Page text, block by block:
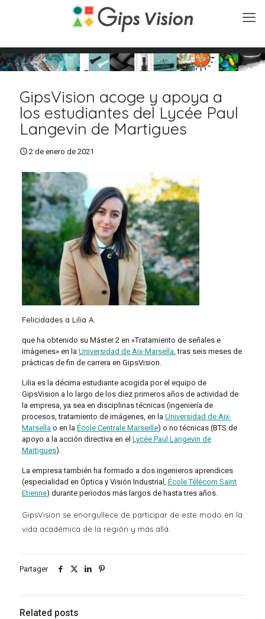
GipsVision acoge y apoya a
los estudiantes del Lycée Paul
Langevin de Martigues
2 de enero de 2021
Felicidades a Lilia A.
que ha obtenido su Máster 2 en «Tratamiento de señales e
imágenes» en la Universidad de Aix-Marsella, tras seis meses de
prácticas de fin de carrera en GipsVision.
Lilia es la décima estudiante acogida por el equipo de
GipsVision a lo largo de los diez primeros años de actividad de
la empresa, ya sea en disciplinas técnicas (ingeniería de
procesos, tratamiento de imágenes, en la Universidad de Aix-
Marsellao en la École Centrale Marseille) o no técnicas (BTS de
apoyo a la acción directiva en el Lycée Paul Langevin de
Martigues).
La empresa también ha formado a dos ingenieros aprendices
(especialidad en Óptica y Visión Industrial, École Télécom Saint
Etienne) durante periodos más largos de hasta tres años.
GipsVision se enorgullece de participar de este modo en la
vida académica de la región y más allá.
Partager
Related posts